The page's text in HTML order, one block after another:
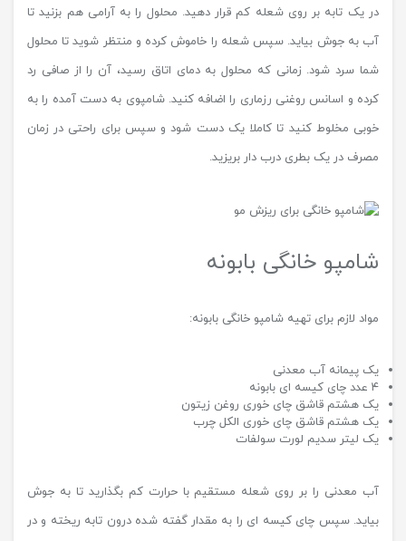
در یک تابه بر روی شعله کم قرار دهید. محلول را به آرامی هم بزنید تا
آب به جوش بیاید. سپس شعله را خاموش کرده و منتظر شوید تا محلول
شما سرد شود. زمانی که محلول به دمای اتاق رسید، آن را از صافی رد
کرده و اسانس روغنی رزماری را اضافه کنید. شامپوی به دست آمده را به
خوبی مخلوط کنید تا کاملا یک دست شود و سپس برای راحتی در زمان
مصرف در یک بطری درب دار بریزید.
شامپو خانگی بابونه
مواد لازم برای تهیه شامپو خانگی بابونه:
یک پیمانه آب معدنی
۴ عدد چای کیسه ‌ای بابونه
یک‌ هشتم قاشق چای‌ خوری روغن زیتون
یک‌ هشتم قاشق چای‌ خوری الکل چرب
یک لیتر سدیم لورت سولفات
آب معدنی را بر روی شعله مستقیم با حرارت کم بگذارید تا به جوش
بیاید. سپس چای کیسه ای را به مقدار گفته شده درون تابه ریخته و در